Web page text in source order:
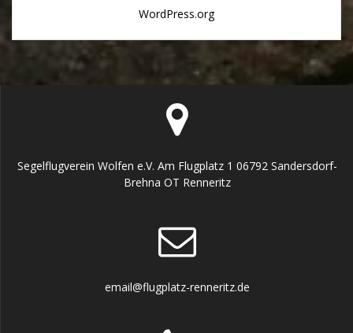
WordPress.org
Segelflugverein Wolfen e.V. Am Flugplatz 1 06792 Sandersdorf-
Brehna OT Renneritz
email@flugplatz-renneritz.de